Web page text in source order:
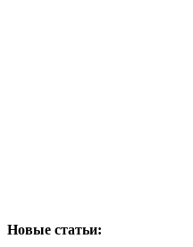
Новые статьи: